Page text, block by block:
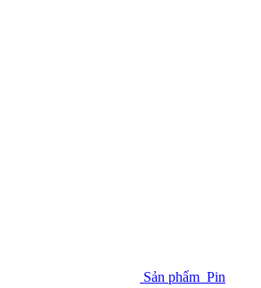
Sản phẩm Pin